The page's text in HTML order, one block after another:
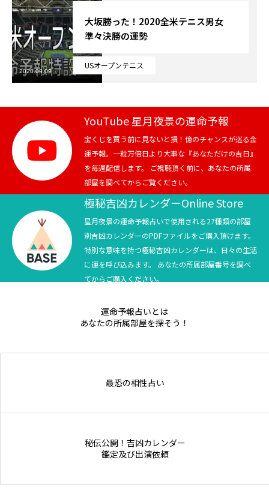
テニス
スポーツ
競馬
テニス四大大会・五輪
テニス四大大会・五輪
鑑定及び出演依頼
YouTube
Online Store
USオープンテニス
大坂勝った！2020全米テニス男女
準々決勝の運勢
2020.09.09
YouTube 星月夜景の運命予報
宝くじを買う前に見ないと損！億のチャンスが巡る金
運予報。一粒万倍日より大事な『あなただけの吉日』
を毎週配信します。 ご視聴頂く前に、あなたの所属
部屋を調べてからご覧ください。
極秘吉凶カレンダーOnline Store
星月夜景の運命予報占いで使用される27種類の部屋
別吉凶カレンダーのPDFファイルをご購入頂けます。
特別な意味を持つ極秘吉凶カレンダーは、日々の生活
に運を呼び込みます。 あなたの所属部屋番号を調べ
てからご購入ください。
運命予報占いとは
あなたの所属部屋を探そう！
最恐の相性占い
秘伝公開！吉凶カレンダー
鑑定及び出演依頼